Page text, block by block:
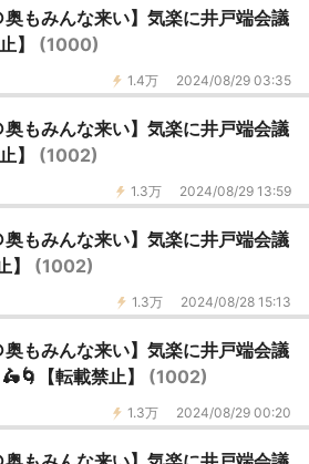
もみんな来い】気楽に井戸端会議
】 (1000)
1.4万 2024/08/29 03:35
もみんな来い】気楽に井戸端会議
】 (1002)
1.3万 2024/08/29 13:59
もみんな来い】気楽に井戸端会議
】 (1002)
1.3万 2024/08/28 15:13
もみんな来い】気楽に井戸端会議
【転載禁止】 (1002)
1.3万 2024/08/29 00:20